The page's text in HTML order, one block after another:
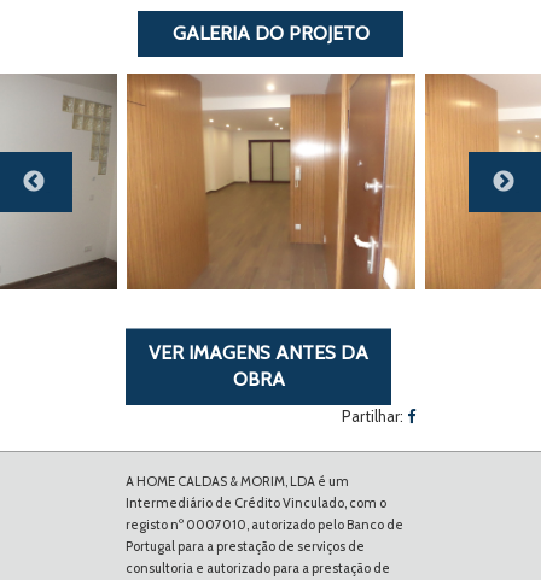
GALERIA DO PROJETO
VER IMAGENS ANTES DA
OBRA
Partilhar:
A HOME CALDAS & MORIM, LDA é um
Intermediário de Crédito Vinculado, com o
registo nº 0007010, autorizado pelo Banco de
Portugal para a prestação de serviços de
consultoria e autorizado para a prestação de